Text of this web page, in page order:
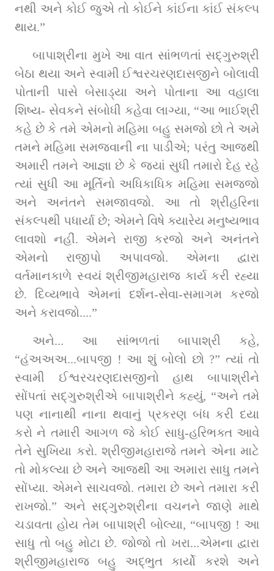
નથી અને કોઈ જુએ તો કોઈને કાંઈના કાંઈ સંકલ્પ
થાય.”
બાપાશ્રીના મુખે આ વાત સાંભળતાં સદ્‌ગુરુશ્રી
બેઠા થયા અને સ્વામી ઈશ્વરચરણદાસજીને બોલાવી
પોતાની પાસે બેસાડ્યા અને પોતાના આ વહાલા
શિષ્ય- સેવકને સંબોધી કહેવા લાગ્યા, “આ ભાઈશ્રી
કહે છે કે તમે એમનો મહિમા બહુ સમજો છો તે અમે
તમને મહિમા સમજવાની ના પાડીએ; પરંતુ આજથી
અમારી તમને આજ્ઞા છે કે જ્યાં સુધી તમારો દેહ રહે
ત્યાં સુધી આ મૂર્તિનો અધિકાધિક મહિમા સમજજો
અને અનંતને સમજાવજો. આ તો શ્રીહરિના
સંકલ્પથી પધાર્યા છે; એમને વિષે ક્યારેય મનુષ્યભાવ
લાવશો નહીં. એમને રાજી કરજો અને અનંતને
એમનો રાજીપો અપાવજો. એમના દ્વારા
વર્તમાનકાળે સ્વયં શ્રીજીમહારાજ કાર્ય કરી રહ્યા
છે. દિવ્યભાવે એમનાં દર્શન-સેવા-સમાગમ કરજો
અને કરાવજો....”
અને... આ સાંભળતાં બાપાશ્રી કહે,
“હંઅઅઅ...બાપજી ! આ શું બોલો છો ?” ત્યાં તો
સ્વામી ઈશ્વરચરણદાસજીનો હાથ બાપાશ્રીને
સોંપતાં સદ્‌ગુરુશ્રીએ બાપાશ્રીને કહ્યું, “અને તમે
પણ નાનાથી નાના થવાનું પ્રકરણ બંધ કરી દયા
કરો ને તમારી આગળ જે કોઈ સાધુ-હરિભક્ત આવે
તેને સુખિયા કરો. શ્રીજીમહારાજે તમને એના માટે
તો મોકલ્યા છે અને આજથી આ અમારા સાધુ તમને
સોંપ્યા. એમને સાચવજો. તમારા છે અને તમારા કરી
રાખજો.” અને સદ્‌ગુરુશ્રીના વચનને જાણે માથે
ચડાવતા હોય તેમ બાપાશ્રી બોલ્યા, “બાપજી ! આ
સાધુ તો બહુ મોટા છે. જોજો તો ખરા...એમના દ્વારા
શ્રીજીમહારાજ બહુ અદ્‌ભુત કાર્યો કરશે અને